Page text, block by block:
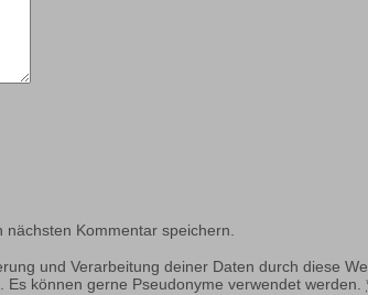
Kommentar speichern.
und Verarbeitung deiner Daten durch diese
können gerne Pseudonyme verwendet werden.